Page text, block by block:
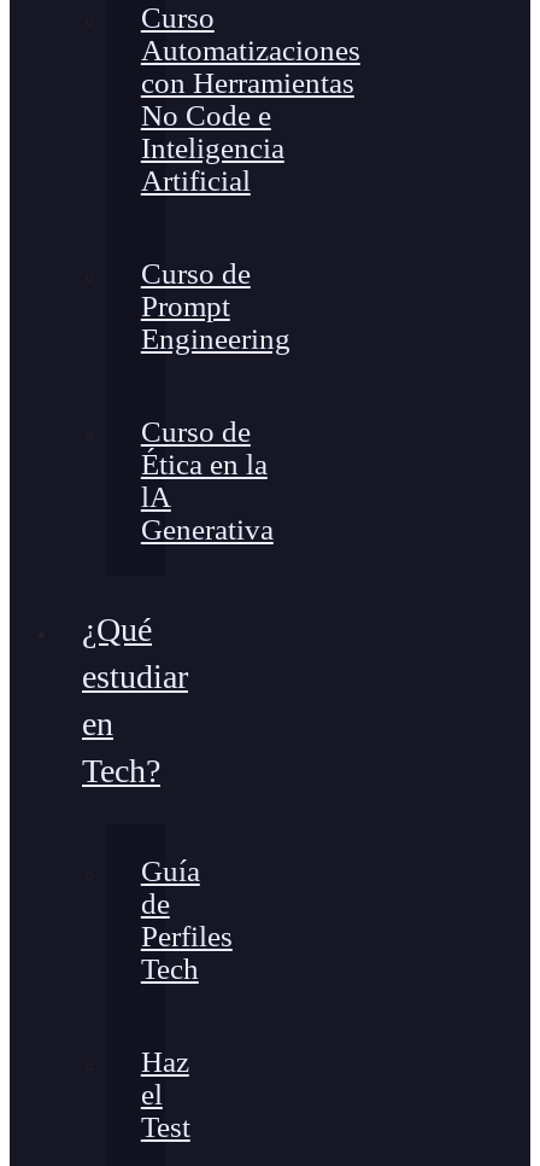
Curso
Automatizaciones
con Herramientas
No Code e
Inteligencia
Artificial
Curso de
Prompt
Engineering
Curso de
Ética en la
lA
Generativa
¿Qué
estudiar
en
Tech?
Guía
de
Perfiles
Tech
Haz
el
Test